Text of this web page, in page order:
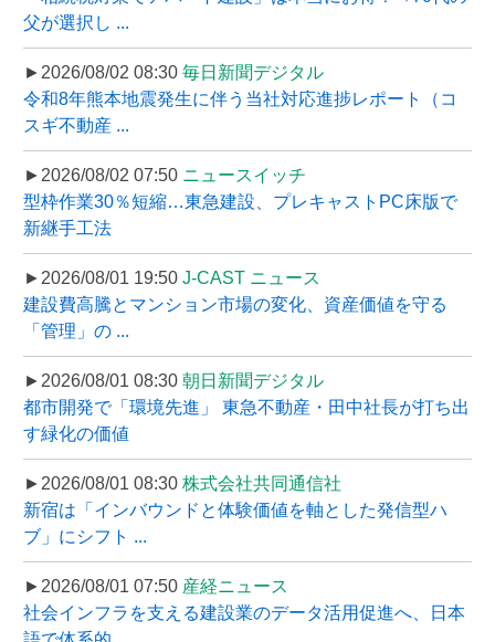
父が選択し ...
►2026/08/02 08:30 毎日新聞デジタル
令和8年熊本地震発生に伴う当社対応進捗レポート（コ
スギ不動産 ...
►2026/08/02 07:50 ニュースイッチ
型枠作業30％短縮…東急建設、プレキャストPC床版で
新継手工法
►2026/08/01 19:50 J-CAST ニュース
建設費高騰とマンション市場の変化、資産価値を守る
「管理」の ...
►2026/08/01 08:30 朝日新聞デジタル
都市開発で「環境先進」 東急不動産・田中社長が打ち出
す緑化の価値
►2026/08/01 08:30 株式会社共同通信社
新宿は「インバウンドと体験価値を軸とした発信型ハ
ブ」にシフト ...
►2026/08/01 07:50 産経ニュース
社会インフラを支える建設業のデータ活用促進へ、日本